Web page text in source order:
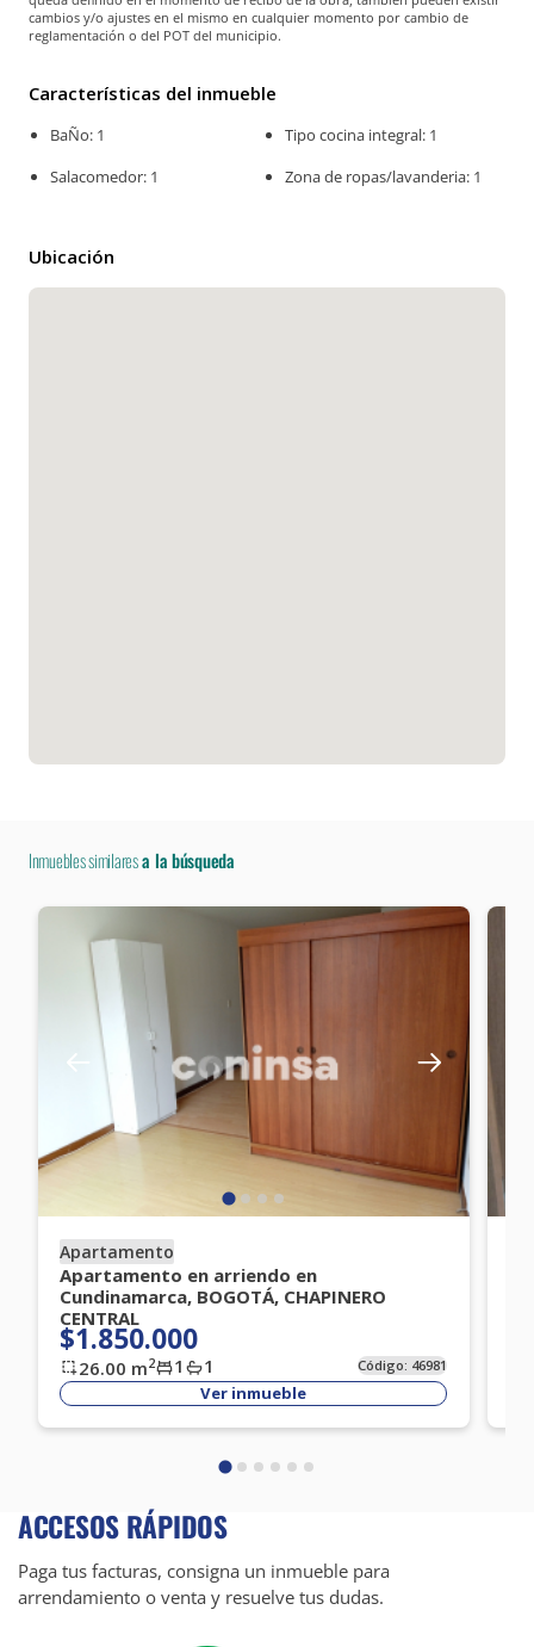
cambios y/o ajustes en el mismo en cualquier momento por cambio de
reglamentación o del POT del municipio.
Características del inmueble
BaÑo: 1
Salacomedor: 1
Tipo cocina integral: 1
Zona de ropas/lavanderia: 1
Ubicación
Inmuebles similaresa la búsqueda
Apartamento
Apartamento en arriendo en
Cundinamarca, BOGOTÁ, CHAPINERO
CENTRAL
$1.850.000
26.00 m2 1 1 Código: 46981
Ver inmueble
ACCESOS RÁPIDOS
Paga tus facturas, consigna un inmueble para
arrendamiento o venta y resuelve tus dudas.